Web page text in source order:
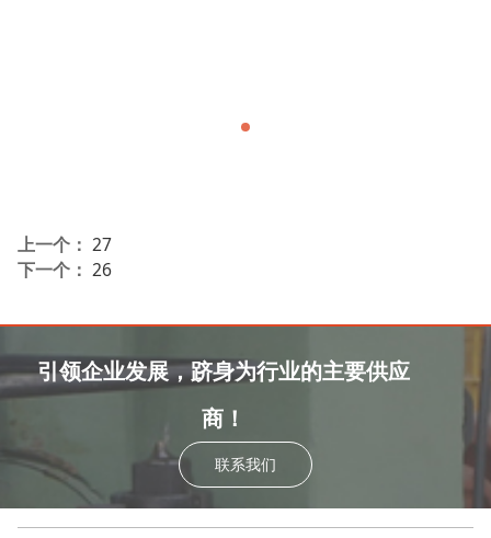
上一个： 27
下一个： 26
引领企业发展，跻身为行业的主要供应
商！
联系我们